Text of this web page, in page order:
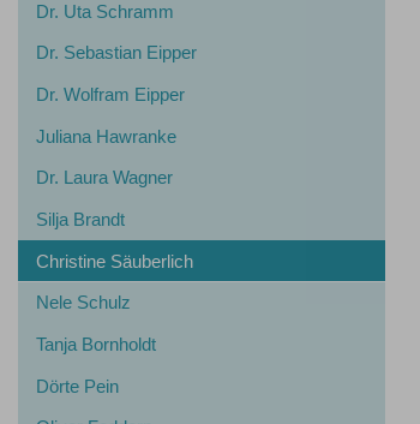
Dr. Uta Schramm
Dr. Sebastian Eipper
Dr. Wolfram Eipper
Juliana Hawranke
Dr. Laura Wagner
Silja Brandt
Christine Säuberlich
Nele Schulz
Tanja Bornholdt
Dörte Pein